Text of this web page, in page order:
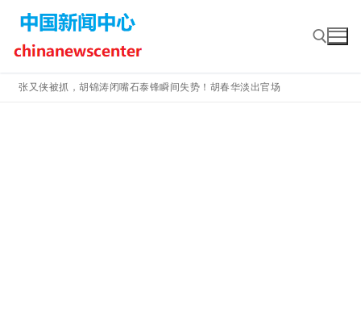
content
张又侠被抓，胡锦涛闭嘴石泰锋瞬间失势！胡春华淡出官场